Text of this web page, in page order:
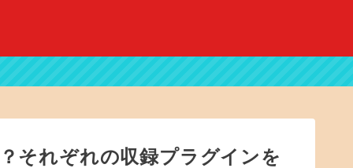
それぞれの収録プラグインを